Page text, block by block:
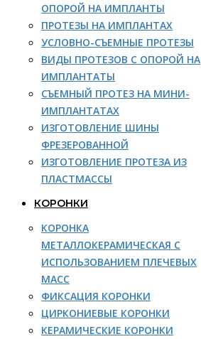
ОПОРОЙ НА ИМПЛАНТЫ
ПРОТЕЗЫ НА ИМПЛАНТАХ
УСЛОВНО-СЪЕМНЫЕ ПРОТЕЗЫ
ВИДЫ ПРОТЕЗОВ С ОПОРОЙ НА
ИМПЛАНТАТЫ
СЪЕМНЫЙ ПРОТЕЗ НА МИНИ-
ИМПЛАНТАТАХ
ИЗГОТОВЛЕНИЕ ШИНЫ
ФРЕЗЕРОВАННОЙ
ИЗГОТОВЛЕНИЕ ПРОТЕЗА ИЗ
ПЛАСТМАССЫ
КОРОНКИ
КОРОНКА
МЕТАЛЛОКЕРАМИЧЕСКАЯ С
ИСПОЛЬЗОВАНИЕМ ПЛЕЧЕВЫХ
МАСС
ФИКСАЦИЯ КОРОНКИ
ЦИРКОНИЕВЫЕ КОРОНКИ
КЕРАМИЧЕСКИЕ КОРОНКИ